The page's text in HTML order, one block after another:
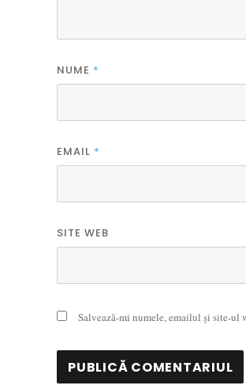
NUME *
EMAIL *
SITE WEB
Salvează-mi numele, emailul și site-ul